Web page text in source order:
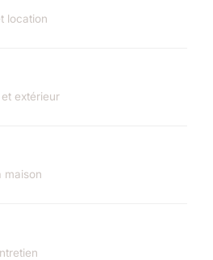
location
extérieur
maison